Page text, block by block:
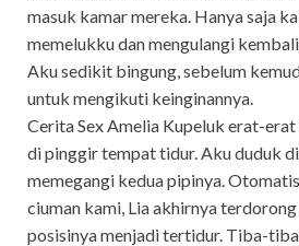
masuk kamar mereka. Hanya saja
memelukku dan mengulangi
Aku sedikit bingung, sebelum
untuk mengikuti keinginannya.
Cerita Sex Amelia Kupeluk erat-erat
di pinggir tempat tidur. Aku duduk
memegangi kedua pipinya.
ciuman kami, Lia akhirnya
posisinya menjadi tertidur. Tiba-